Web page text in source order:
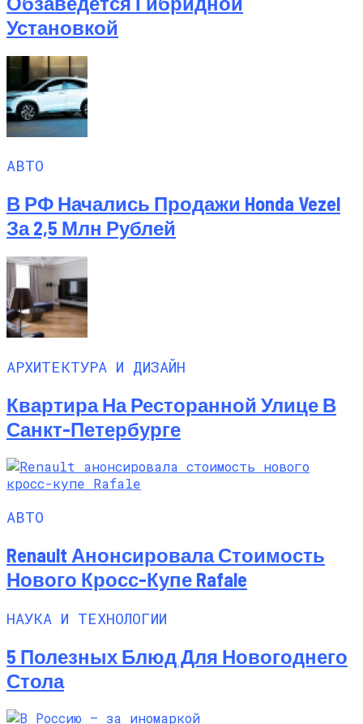
Установкой
АВТО
В РФ Начались Продажи Honda Vezel
За 2,5 Млн Рублей
АРХИТЕКТУРА И ДИЗАЙН
Квартира На Ресторанной Улице В
Санкт-Петербурге
АВТО
Renault Анонсировала Стоимость
Нового Кросс-Купе Rafale
НАУКА И ТЕХНОЛОГИИ
5 Полезных Блюд Для Новогоднего
Стола